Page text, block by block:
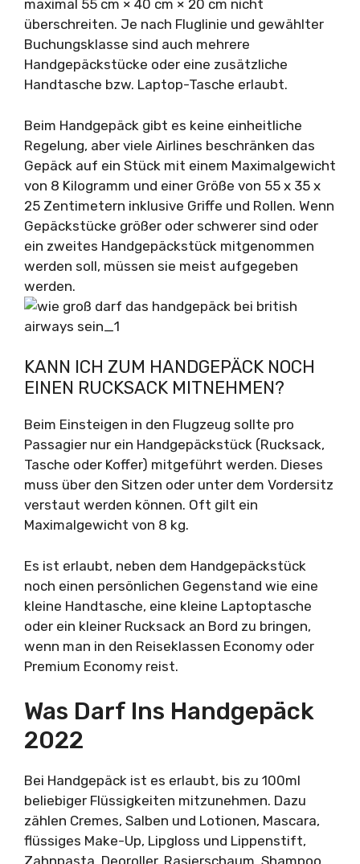
maximal 55 cm × 40 cm × 20 cm nicht
überschreiten. Je nach Fluglinie und gewählter
Buchungsklasse sind auch mehrere
Handgepäckstücke oder eine zusätzliche
Handtasche bzw. Laptop-Tasche erlaubt.
Beim Handgepäck gibt es keine einheitliche
Regelung, aber viele Airlines beschränken das
Gepäck auf ein Stück mit einem Maximalgewicht
von 8 Kilogramm und einer Größe von 55 x 35 x
25 Zentimetern inklusive Griffe und Rollen. Wenn
Gepäckstücke größer oder schwerer sind oder
ein zweites Handgepäckstück mitgenommen
werden soll, müssen sie meist aufgegeben
werden.
KANN ICH ZUM HANDGEPÄCK NOCH
EINEN RUCKSACK MITNEHMEN?
Beim Einsteigen in den Flugzeug sollte pro
Passagier nur ein Handgepäckstück (Rucksack,
Tasche oder Koffer) mitgeführt werden. Dieses
muss über den Sitzen oder unter dem Vordersitz
verstaut werden können. Oft gilt ein
Maximalgewicht von 8 kg.
Es ist erlaubt, neben dem Handgepäckstück
noch einen persönlichen Gegenstand wie eine
kleine Handtasche, eine kleine Laptoptasche
oder ein kleiner Rucksack an Bord zu bringen,
wenn man in den Reiseklassen Economy oder
Premium Economy reist.
Was Darf Ins Handgepäck
2022
Bei Handgepäck ist es erlaubt, bis zu 100ml
beliebiger Flüssigkeiten mitzunehmen. Dazu
zählen Cremes, Salben und Lotionen, Mascara,
flüssiges Make-Up, Lipgloss und Lippenstift,
Zahnpasta, Deoroller, Rasierschaum, Shampoo,